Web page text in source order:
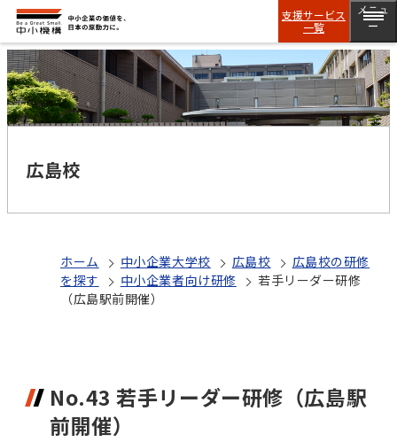
支援サービス
一覧
メニュ
ー
広島校
ホーム 中小企業大学校 広島校
広島校の研修
を探す
中小企業者向け研修
若手リーダー研修
（広島駅前開催）
No.43 若手リーダー研修（広島駅
前開催）